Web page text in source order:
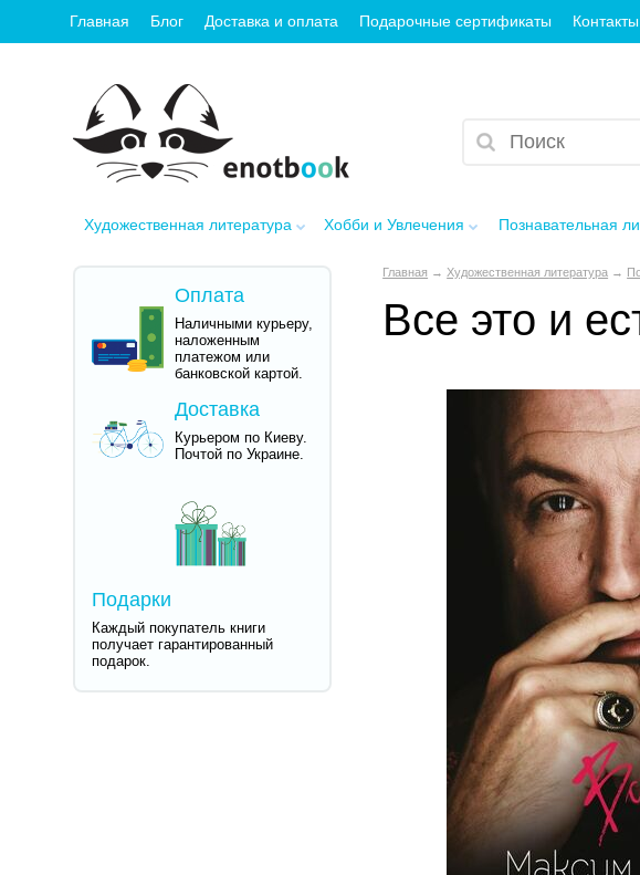
Главная Блог Доставка и оплата Подарочные сертификаты Контакты
Художественная литература Хобби и Увлечения Познавательная
Оплата
Наличными курьеру,
наложенным
платежом или
банковской картой.
Доставка
Курьером по Киеву.
Почтой по Украине.
Подарки
Каждый покупатель книги
получает гарантированный
подарок.
Главная → Художественная литература →
Все это и